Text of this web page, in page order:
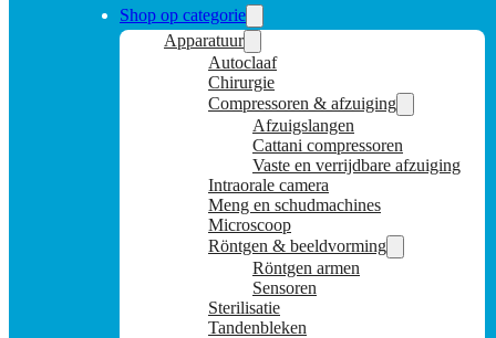
Shop op categorie
Apparatuur
Autoclaaf
Chirurgie
Compressoren & afzuiging
Afzuigslangen
Cattani compressoren
Vaste en verrijdbare afzuiging
Intraorale camera
Meng en schudmachines
Microscoop
Röntgen & beeldvorming
Röntgen armen
Sensoren
Sterilisatie
Tandenbleken